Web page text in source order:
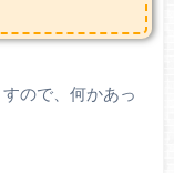
ので、何かあっ